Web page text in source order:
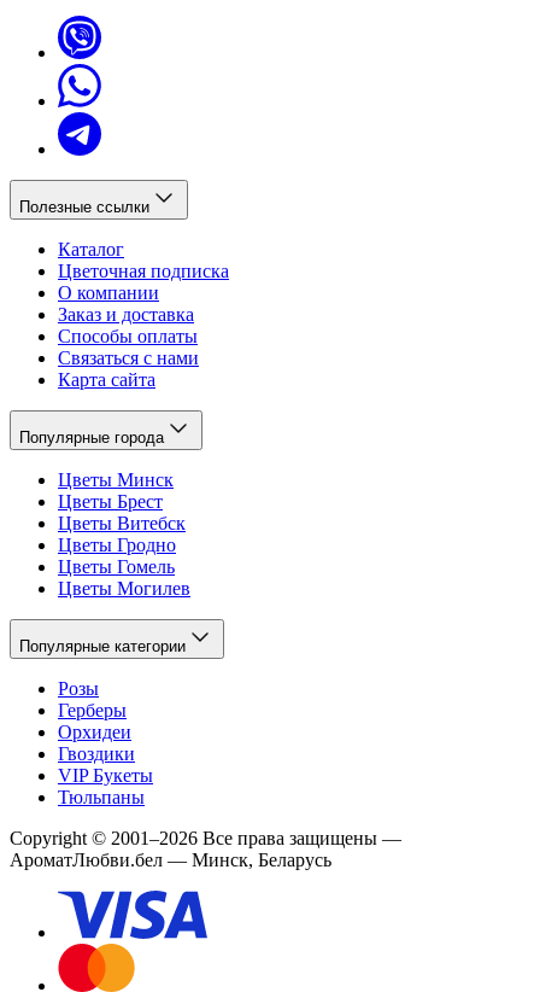
Полезные ссылки
Каталог
Цветочная подписка
О компании
Заказ и доставка
Способы оплаты
Связаться с нами
Карта сайта
Популярные города
Цветы Минск
Цветы Брест
Цветы Витебск
Цветы Гродно
Цветы Гомель
Цветы Могилев
Популярные категории
Розы
Герберы
Орхидеи
Гвоздики
VIP Букеты
Тюльпаны
Copyright © 2001–2026 Все права защищены —
АроматЛюбви.бел — Минск, Беларусь